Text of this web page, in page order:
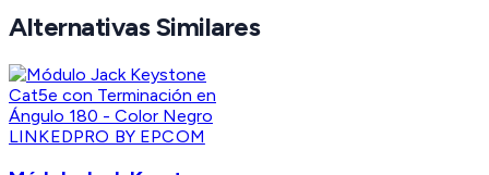
Alternativas Similares
LINKEDPRO BY EPCOM